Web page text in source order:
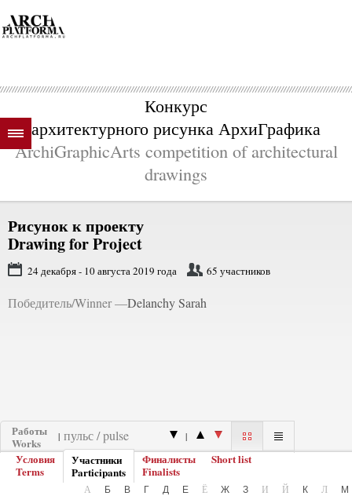
Конкурс
архитектурного рисунка АрхиГрафика
ArchiGraphicArts competition of architectural
drawings
Рисунок к проекту
Drawing for Project
24 декабря - 10 августа 2019 года 65 участников
Победитель/Winner —Delanchy Sarah
Работы
Works
| |
Условия
Terms
Участники
Participants
Финалисты
Finalists
Short list
А Б В Г Д Е Ё Ж З И Й К Л